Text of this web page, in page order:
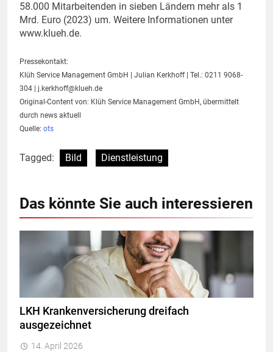
58.000 Mitarbeitenden in sieben Ländern mehr als 1
Mrd. Euro (2023) um. Weitere Informationen unter
www.klueh.de.
Pressekontakt:
Klüh Service Management GmbH | Julian Kerkhoff | Tel.: 0211 9068-
304 | j.kerkhoff@klueh.de
Original-Content von: Klüh Service Management GmbH, übermittelt
durch news aktuell
Quelle: ots
Tagged: Bild Dienstleistung
Das könnte Sie auch interessieren
LKH Krankenversicherung dreifach
ausgezeichnet
14. April 2026